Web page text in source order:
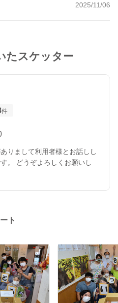
2025/11/06
たスケッター
件
りまして利用者様とお話しし
。 どうぞよろしくお願いし
ト